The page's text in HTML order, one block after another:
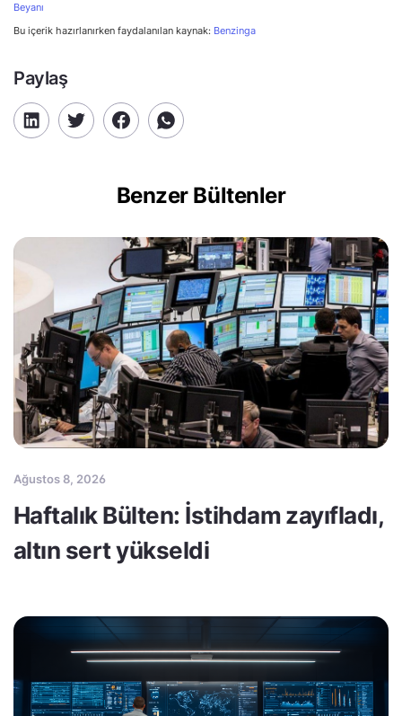
Beyanı
Bu içerik hazırlanırken faydalanılan kaynak: Benzinga
Paylaş
Benzer Bültenler
Ağustos 8, 2026
Haftalık Bülten: İstihdam zayıfladı,
altın sert yükseldi